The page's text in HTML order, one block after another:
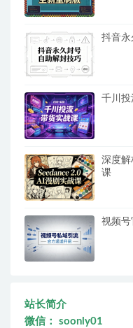
抖音永
千川投
深度解
课
视频号
站长简介
微信： soonly01